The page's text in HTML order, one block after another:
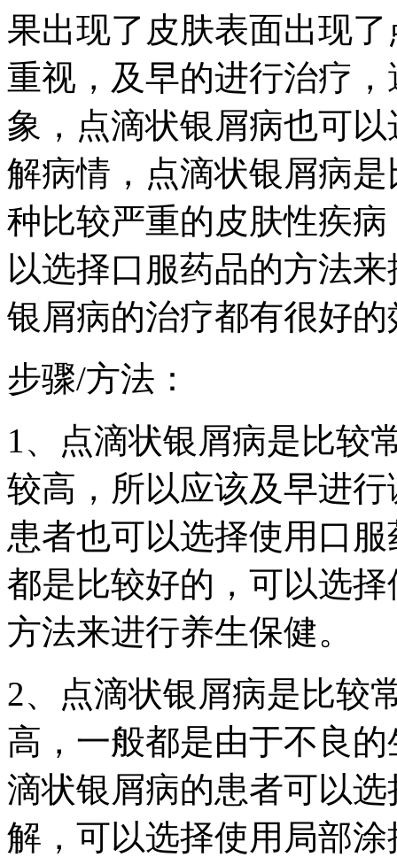
果出现了皮肤表面出现
重视，及早的进行治疗
象，点滴状银屑病也可
解病情，点滴状银屑病
种比较严重的皮肤性疾
以选择口服药品的方法
银屑病的治疗都有很好的
步骤/方法：
1、点滴状银屑病是比较
较高，所以应该及早进
患者也可以选择使用口
都是比较好的，可以选
方法来进行养生保健。
2、点滴状银屑病是比较
高，一般都是由于不良
滴状银屑病的患者可以
解，可以选择使用局部